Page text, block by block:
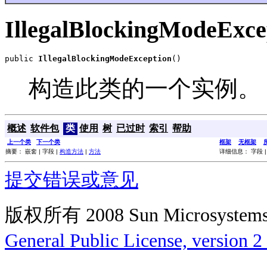
public IllegalBlockingModeException ()
构造此类的一个实例。
概述 软件包 类 使用 树 已过时 索引 帮助
上一个类 下一个类 框架 无框架
摘要： 嵌套 | 字段 | 构造方法 | 方法 详细信息： 字段
提交错误或意见
版权所有 2008 Sun
General Public License, version